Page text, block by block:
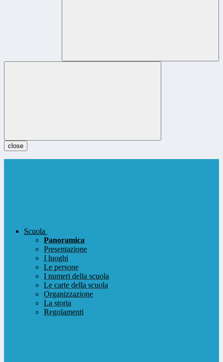
close
Scuola
Panoramica
Presentazione
I luoghi
Le persone
I numeri della scuola
Le carte della scuola
Organizzazione
La storia
Regolamenti